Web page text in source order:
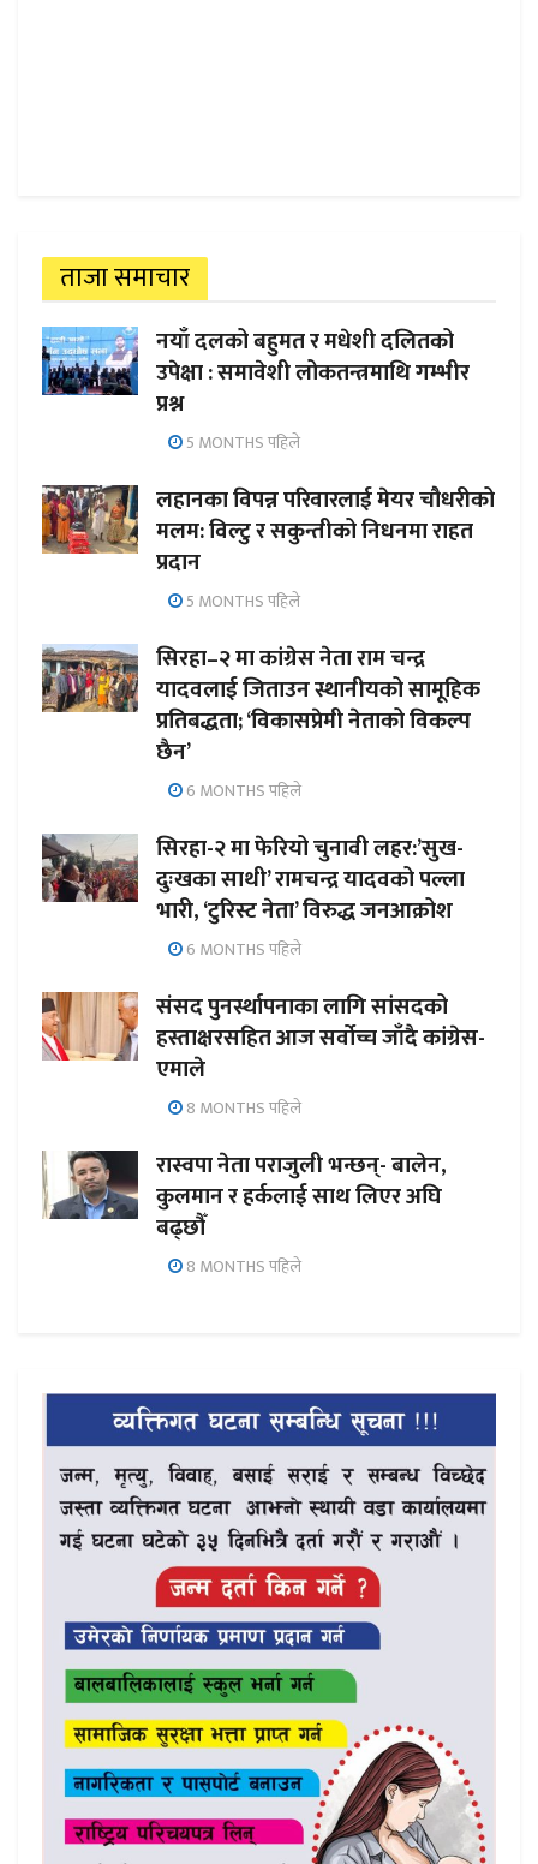
ताजा समाचार
नयाँ दलको बहुमत र मधेशी दलितको
उपेक्षा : समावेशी लोकतन्त्रमाथि गम्भीर
प्रश्न
5 MONTHS पहिले
लहानका विपन्न परिवारलाई मेयर चौधरीको
मलम: विल्टु र सकुन्तीको निधनमा राहत
प्रदान
5 MONTHS पहिले
सिरहा–२ मा कांग्रेस नेता राम चन्द्र
यादवलाई जिताउन स्थानीयको सामूहिक
प्रतिबद्धता; ‘विकासप्रेमी नेताको विकल्प
छैन’
6 MONTHS पहिले
सिरहा-२ मा फेरियो चुनावी लहर:’सुख-
दुःखका साथी’ रामचन्द्र यादवको पल्ला
भारी, ‘टुरिस्ट नेता’ विरुद्ध जनआक्रोश
6 MONTHS पहिले
संसद पुनर्स्थापनाका लागि सांसदको
हस्ताक्षरसहित आज सर्वोच्च जाँदै कांग्रेस-
एमाले
8 MONTHS पहिले
रास्वपा नेता पराजुली भन्छन्- बालेन,
कुलमान र हर्कलाई साथ लिएर अघि
बढ्छौँ
8 MONTHS पहिले